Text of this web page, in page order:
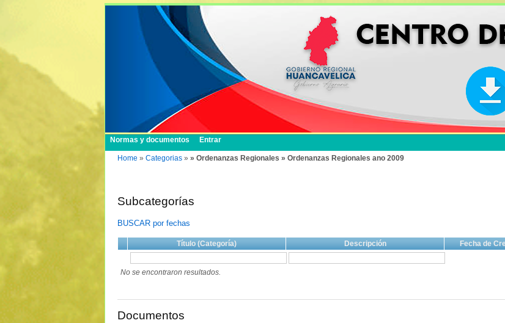
Normas y documentos Entrar
Home » Categorias » » Ordenanzas Regionales » Ordenanzas Regionales ano 2009
Subcategorías
BUSCAR por fechas
Título (Categoría) Descripción Fecha de
No se encontraron resultados.
Documentos